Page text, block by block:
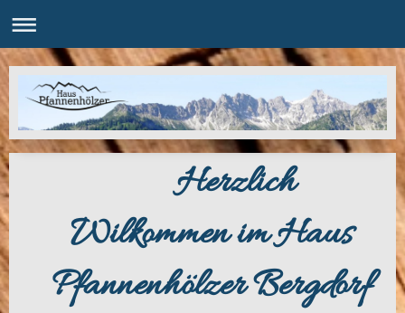
Herzlich
Wilkommen im Haus
Pfannenhölzer Bergdorf